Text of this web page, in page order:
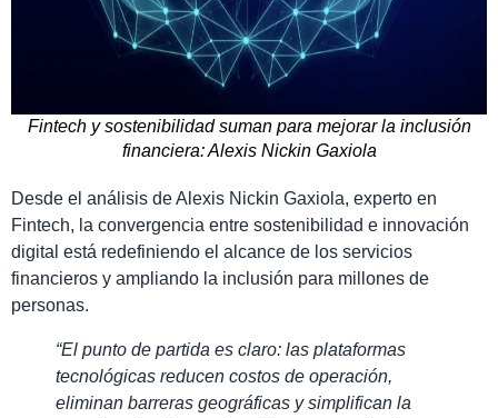
Fintech y sostenibilidad suman para mejorar la inclusión
financiera: Alexis Nickin Gaxiola
Desde el análisis de Alexis Nickin Gaxiola, experto en
Fintech, la convergencia entre sostenibilidad e innovación
digital está redefiniendo el alcance de los servicios
financieros y ampliando la inclusión para millones de
personas.
“El punto de partida es claro: las plataformas
tecnológicas reducen costos de operación,
eliminan barreras geográficas y simplifican la